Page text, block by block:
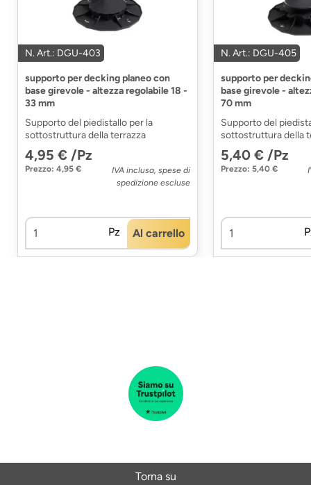
N. Art.: DGU-403
supporto per decking planeo con
base girevole - altezza regolabile 18 -
33 mm
Supporto del piedistallo per la
sottostruttura della terrazza
4,95 € /Pz
Prezzo: 4,95 €
IVA inclusa, spese di
spedizione escluse
Pz Al carrello
N. Art.: DGU-405
supporto per
base girevole -
70 mm
Supporto del
sottostruttura della
5,40 € /Pz
Prezzo: 5,40 €
Torna su